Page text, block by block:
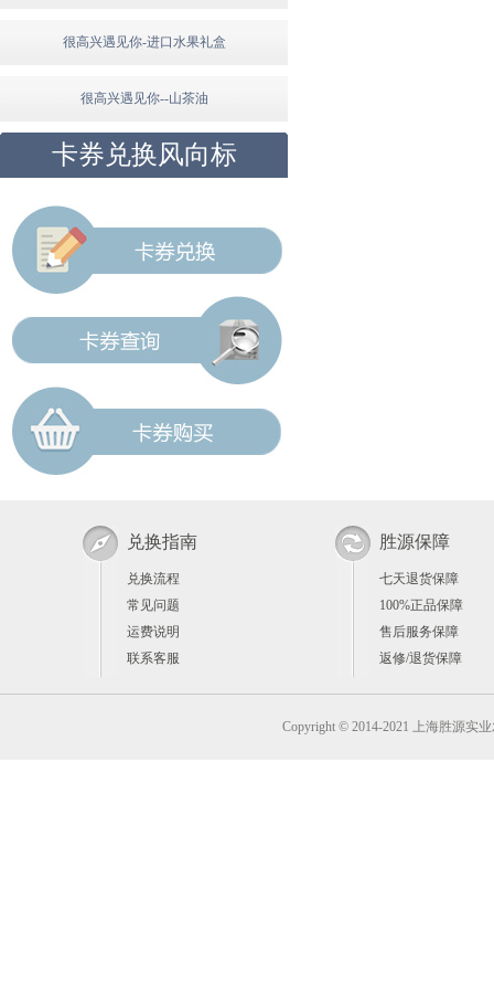
很高兴遇见你-进口水果礼盒
很高兴遇见你--山茶油
卡券兑换风向标
兑换指南
兑换流程
常见问题
运费说明
联系客服
胜源保障
七天退货保障
100%正品保障
售后服务保障
返修/退货保障
Copyright © 2014-2021 上海胜源实